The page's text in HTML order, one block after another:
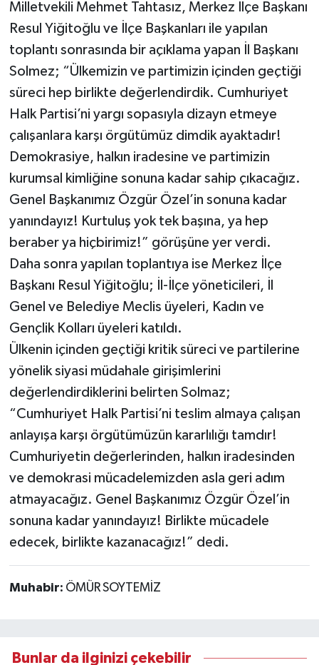
Milletvekili Mehmet Tahtasız, Merkez İlçe Başkanı
Resul Yiğitoğlu ve İlçe Başkanları ile yapılan
toplantı sonrasında bir açıklama yapan İl Başkanı
Solmez; “Ülkemizin ve partimizin içinden geçtiği
süreci hep birlikte değerlendirdik. Cumhuriyet
Halk Partisi’ni yargı sopasıyla dizayn etmeye
çalışanlara karşı örgütümüz dimdik ayaktadır!
Demokrasiye, halkın iradesine ve partimizin
kurumsal kimliğine sonuna kadar sahip çıkacağız.
Genel Başkanımız Özgür Özel’in sonuna kadar
yanındayız! Kurtuluş yok tek başına, ya hep
beraber ya hiçbirimiz!” görüşüne yer verdi.
Daha sonra yapılan toplantıya ise Merkez İlçe
Başkanı Resul Yiğitoğlu; İl-İlçe yöneticileri, İl
Genel ve Belediye Meclis üyeleri, Kadın ve
Gençlik Kolları üyeleri katıldı.
Ülkenin içinden geçtiği kritik süreci ve partilerine
yönelik siyasi müdahale girişimlerini
değerlendirdiklerini belirten Solmaz;
“Cumhuriyet Halk Partisi’ni teslim almaya çalışan
anlayışa karşı örgütümüzün kararlılığı tamdır!
Cumhuriyetin değerlerinden, halkın iradesinden
ve demokrasi mücadelemizden asla geri adım
atmayacağız. Genel Başkanımız Özgür Özel’in
sonuna kadar yanındayız! Birlikte mücadele
edecek, birlikte kazanacağız!” dedi.
Muhabir: ÖMÜR SOYTEMİZ
Bunlar da ilginizi çekebilir
Sağlık